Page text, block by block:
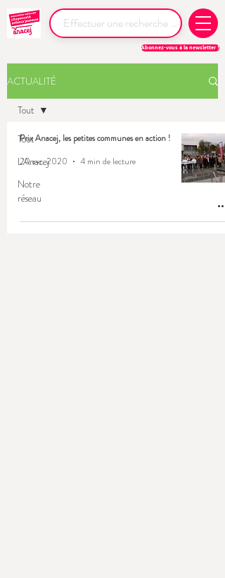
Abonnez-vous à la newsletter !
ACTUALITÉ
Tout
L'Anacej
Notre
réseau
Tout
Prix Anacej, les petites communes en action !
20 avr. 2020
4 min de lecture